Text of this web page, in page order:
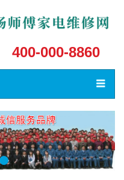
400-000-8860
Toggle
󰀥